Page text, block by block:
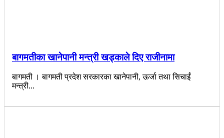
बागमतीका खानेपानी मन्त्री खड्काले दिए राजीनामा
बागमती । बागमती प्रदेश सरकारका खानेपानी, ऊर्जा तथा सिचाईं
मन्त्री...